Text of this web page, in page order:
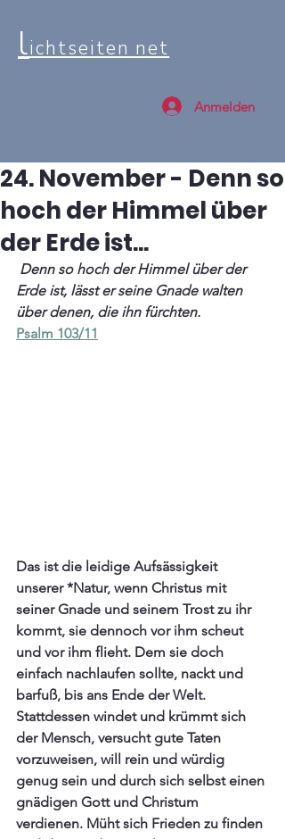
lichtseiten net
Anmelden
24. November - Denn so
hoch der Himmel über
der Erde ist...
Erde ist, lässt er seine Gnade walten
über denen, die ihn fürchten.
Psalm 103/11
Das ist die leidige Aufsässigkeit
unserer *Natur, wenn Christus mit
seiner Gnade und seinem Trost zu ihr
kommt, sie dennoch vor ihm scheut
und vor ihm flieht. Dem sie doch
einfach nachlaufen sollte, nackt und
barfuß, bis ans Ende der Welt.
Stattdessen windet und krümmt sich
der Mensch, versucht gute Taten
vorzuweisen, will rein und würdig
genug sein und durch sich selbst einen
gnädigen Gott und Christum
verdienen. Müht sich Frieden zu finden